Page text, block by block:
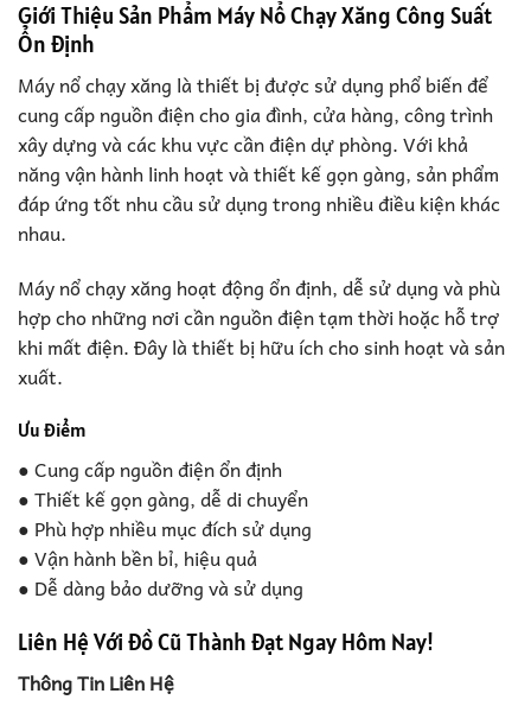
Giới Thiệu Sản Phẩm Máy Nổ Chạy Xăng Công Suất
Ổn Định
Máy nổ chạy xăng là thiết bị được sử dụng phổ biến để
cung cấp nguồn điện cho gia đình, cửa hàng, công trình
xây dựng và các khu vực cần điện dự phòng. Với khả
năng vận hành linh hoạt và thiết kế gọn gàng, sản phẩm
đáp ứng tốt nhu cầu sử dụng trong nhiều điều kiện khác
nhau.
Máy nổ chạy xăng hoạt động ổn định, dễ sử dụng và phù
hợp cho những nơi cần nguồn điện tạm thời hoặc hỗ trợ
khi mất điện. Đây là thiết bị hữu ích cho sinh hoạt và sản
xuất.
Ưu điểm
● Cung cấp nguồn điện ổn định
● Thiết kế gọn gàng, dễ di chuyển
● Phù hợp nhiều mục đích sử dụng
● Vận hành bền bỉ, hiệu quả
● Dễ dàng bảo dưỡng và sử dụng
Liên Hệ Với Đồ Cũ Thành Đạt Ngay Hôm Nay!
Thông Tin Liên Hệ